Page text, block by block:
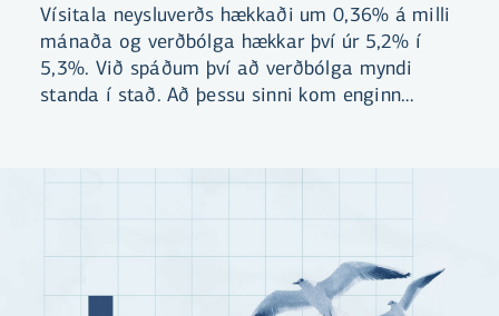
Vísitala neysluverðs hækkaði um 0,36% á milli
mánaða og verðbólga hækkar því úr 5,2% í
5,3%. Við spáðum því að verðbólga myndi
standa í stað. Að þessu sinni kom enginn
mánuði.